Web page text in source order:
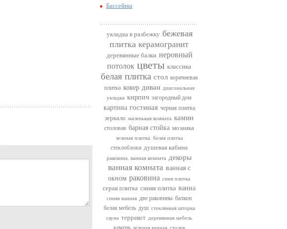
Бассейны
укладка в разбежку бежевая
плитка керамогранит
деревянные балки неровный
потолок цветы классика
белая плитка стол коричневая
плитка ковер диван диагональная
укладка кирпич загородный дом
картина гостиная черная плитка
зеркало маленькая комната камин
столовая барная стойка мозаика
зеленая плитка. белая плитка
стеклоблоки душевая кабина
раковина. ванная комната декоры
ванная комната ванная с
окном раковина синя плитка
серая плитка синяя плитка ванна
синяя ванная две раковины балкон
белая мебель душ стеклянная шторка
сауна терракот деревянная мебель
камень зеленая ванная столик